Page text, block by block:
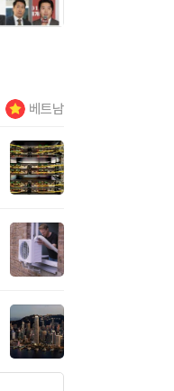
베트남